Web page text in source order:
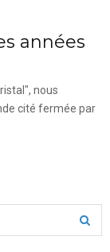
années
nous
cité fermée par